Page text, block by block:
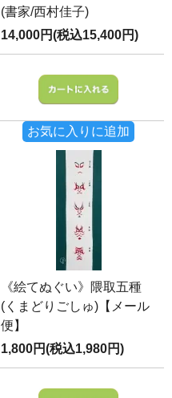
(書家/西村佳子)
14,000円(税込15,400円)
お気に入りに追加
《絵てぬぐい》隈取五種
(くまどりごしゅ)【メール
便】
1,800円(税込1,980円)